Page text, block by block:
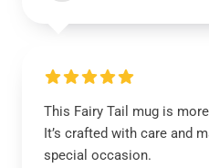
This Fairy Tail mug is
It’s crafted with care and
special occasion.